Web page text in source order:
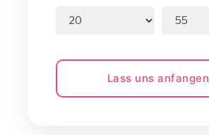
Lass uns anfangen